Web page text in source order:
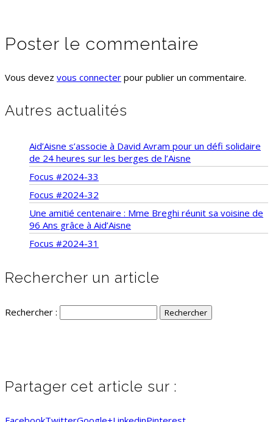
Poster le commentaire
Vous devez vous connecter pour publier un commentaire.
Autres actualités
Aid’Aisne s’associe à David Avram pour un défi solidaire
de 24 heures sur les berges de l’Aisne
Focus #2024-33
Focus #2024-32
Une amitié centenaire : Mme Breghi réunit sa voisine de
96 Ans grâce à Aid’Aisne
Focus #2024-31
Rechercher un article
Rechercher :
Partager cet article sur :